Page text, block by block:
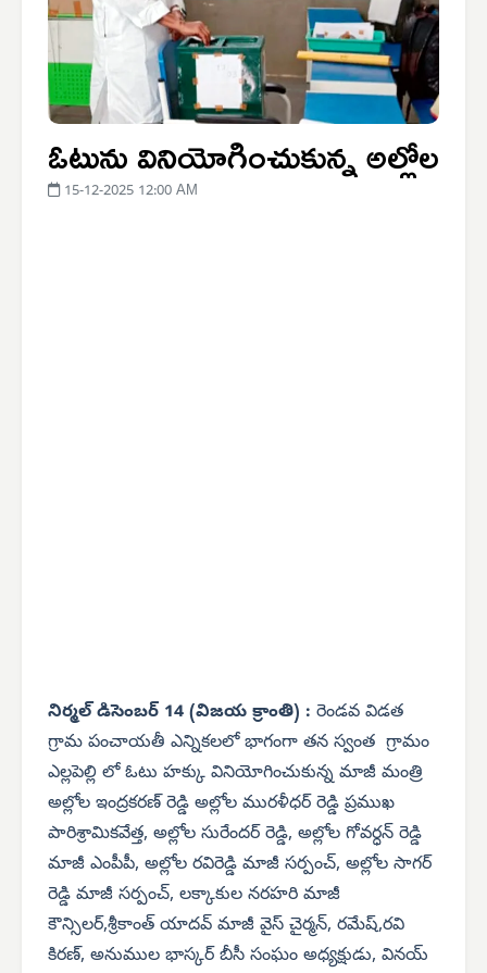
ఓటును వినియోగించుకున్న అల్లోల
15-12-2025 12:00 AM
నిర్మల్ డిసెంబర్ 14 (విజయ క్రాంతి) : రెండవ విడత
గ్రామ పంచాయతీ ఎన్నికలలో భాగంగా తన స్వంత గ్రామం
ఎల్లపెల్లి లో ఓటు హక్కు వినియోగించుకున్న మాజీ మంత్రి
అల్లోల ఇంద్రకరణ్ రెడ్డి అల్లోల మురళీధర్ రెడ్డి ప్రముఖ
పారిశ్రామికవేత్త, అల్లోల సురేందర్ రెడ్డి, అల్లోల గోవర్ధన్ రెడ్డి
మాజీ ఎంపీపీ, అల్లోల రవిరెడ్డి మాజీ సర్పంచ్, అల్లోల సాగర్
రెడ్డి మాజీ సర్పంచ్, లక్కాకుల నరహరి మాజీ
కౌన్సిలర్,శ్రీకాంత్ యాదవ్ మాజీ వైస్ చైర్మన్, రమేష్,రవి
కిరణ్, అనుముల భాస్కర్ బీసీ సంఘం అధ్యక్షుడు, వినయ్